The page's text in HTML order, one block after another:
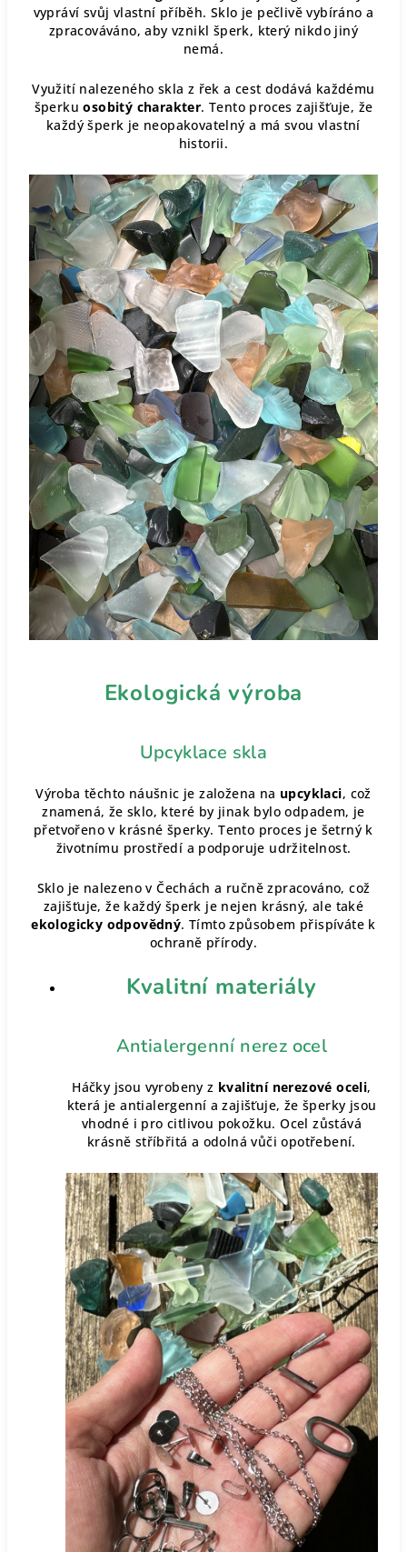
vypráví svůj vlastní příběh. Sklo je pečlivě vybíráno a
zpracováváno, aby vznikl šperk, který nikdo jiný
nemá.
Využití nalezeného skla z řek a cest dodává každému
šperkuosobitý charakter. Tento proces zajišťuje, že
každý šperk je neopakovatelný a má svou vlastní
historii.
Ekologická výroba
Upcyklace skla
Výroba těchto náušnic je založena na upcyklaci, což
znamená, že sklo, které by jinak bylo odpadem, je
přetvořeno v krásné šperky. Tento proces je šetrný k
životnímu prostředí a podporuje udržitelnost.
Sklo je nalezeno v Čechách a ručně zpracováno, což
zajišťuje, že každý šperk je nejen krásný, ale také
ekologicky odpovědný. Tímto způsobem přispíváte k
ochraně přírody.
Kvalitní materiály
Antialergenní nerez ocel
Háčky jsou vyrobeny z kvalitní nerezové oceli,
která je antialergenní a zajišťuje, že šperky jsou
vhodné i pro citlivou pokožku. Ocel zůstává
krásně stříbřitá a odolná vůči opotřebení.